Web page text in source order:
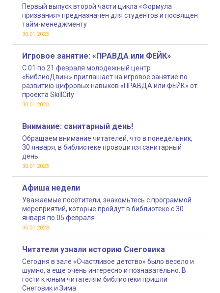
Первый выпуск второй части цикла «Формула
призвания» предназначен для студентов и посвящен
тайм-менеджменту
30.01.2023
Игровое занятие: «ПРАВДА или ФЕЙК»
С 01 по 21 февраля молодежный центр
«БиблиоДвиж» приглашает на игровое занятие по
развитию цифровых навыков «ПРАВДА или ФЕЙК» от
проекта SkillCity
30.01.2023
Внимание: санитарный день!
Обращаем внимание читателей, что в понедельник,
30 января, в библиотеке проводится санитарный
день
30.01.2023
Афиша недели
Уважаемые посетители, знакомьтесь с программой
мероприятий, которые пройдут в библиотеке с 30
января по 05 февраля
30.01.2023
Читатели узнали историю Снеговика
Сегодня в зале «Счастливое детство» было весело и
шумно, а еще очень интересно и познавательно. В
гости к юным читателям библиотеки пришли
Снеговик и Зима